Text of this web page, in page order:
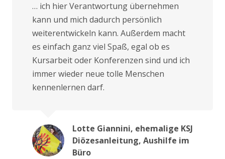
… ich hier Verantwortung übernehmen
kann und mich dadurch persönlich
weiterentwickeln kann. Außerdem macht
es einfach ganz viel Spaß, egal ob es
Kursarbeit oder Konferenzen sind und ich
immer wieder neue tolle Menschen
kennenlernen darf.
Lotte Giannini, ehemalige KSJ
Diözesanleitung, Aushilfe im
Büro